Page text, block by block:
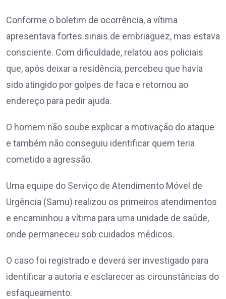
Conforme o boletim de ocorrência, a vítima
apresentava fortes sinais de embriaguez, mas estava
consciente. Com dificuldade, relatou aos policiais
que, após deixar a residência, percebeu que havia
sido atingido por golpes de faca e retornou ao
endereço para pedir ajuda.
O homem não soube explicar a motivação do ataque
e também não conseguiu identificar quem teria
cometido a agressão.
Uma equipe do Serviço de Atendimento Móvel de
Urgência (Samu) realizou os primeiros atendimentos
e encaminhou a vítima para uma unidade de saúde,
onde permaneceu sob cuidados médicos.
O caso foi registrado e deverá ser investigado para
identificar a autoria e esclarecer as circunstâncias do
esfaqueamento.